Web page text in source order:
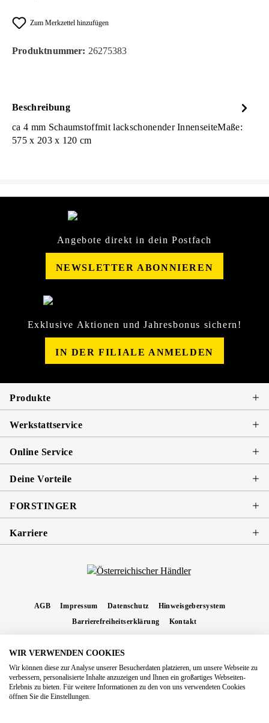
Zum Merkzettel hinzufügen
Produktnummer: 26275383
Beschreibung
ca 4 mm Schaumstoffmit lackschonender InnenseiteMaße:
575 x 203 x 120 cm
Angebote direkt in dein Postfach
NEWSLETTER ABONNIEREN
Exklusive Aktionen und Jahresbonus sichern!
IN DER FILIALE ANMELDEN
Produkte
Werkstattservice
Online Service
Deine Vorteile
FORSTINGER
Karriere
AGB Impressum Datenschutz
Hinweisgebersystem
Barrierefreiheitserklärung
Kontakt
Nachnahmegebühren, wenn nicht anders angegeben.
Copyright 2026 Forstinger Österreich GmbH
Königstetter Straße 128 - 134/OG3, 3430 Tulln
WIR VERWENDEN COOKIES
Wir können diese zur Analyse unserer Besucherdaten platzieren, um unsere Webseite zu
verbessern, personalisierte Inhalte anzuzeigen und Ihnen ein großartiges Webseiten-
Erlebnis zu bieten. Für weitere Informationen zu den von uns verwendeten Cookies
öffnen Sie die Einstellungen.